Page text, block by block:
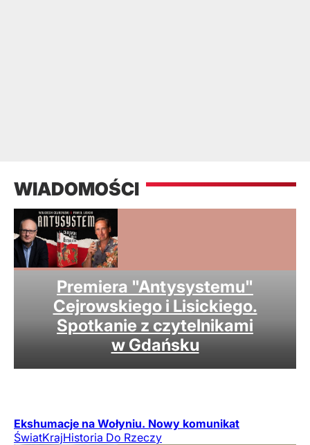
WIADOMOŚCI
Premiera "Antysystemu"
Cejrowskiego i Lisickiego.
Spotkanie z czytelnikami
w Gdańsku
Ekshumacje na Wołyniu. Nowy komunikat
ŚwiatKrajHistoria Do Rzeczy